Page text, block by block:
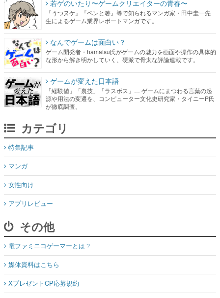
なんでゲームは面白い？
ゲーム開発者・hamatsu氏がゲームの魅力を画面や操作の具体的
な形から解き明かしていく、硬派で骨太な評論連載です。
ゲームが変えた日本語
「経験値」「裏技」「ラスボス」… ゲームにまつわる言葉の起
源や用法の変遷を、コンピューター文化史研究家・タイニーP氏
カテゴリ
マンガ
女性向け
アプリレビュー
その他
電ファミニコゲーマーとは？
媒体資料はこちら
XプレゼントCP応募規約
運営：株式会社マレ